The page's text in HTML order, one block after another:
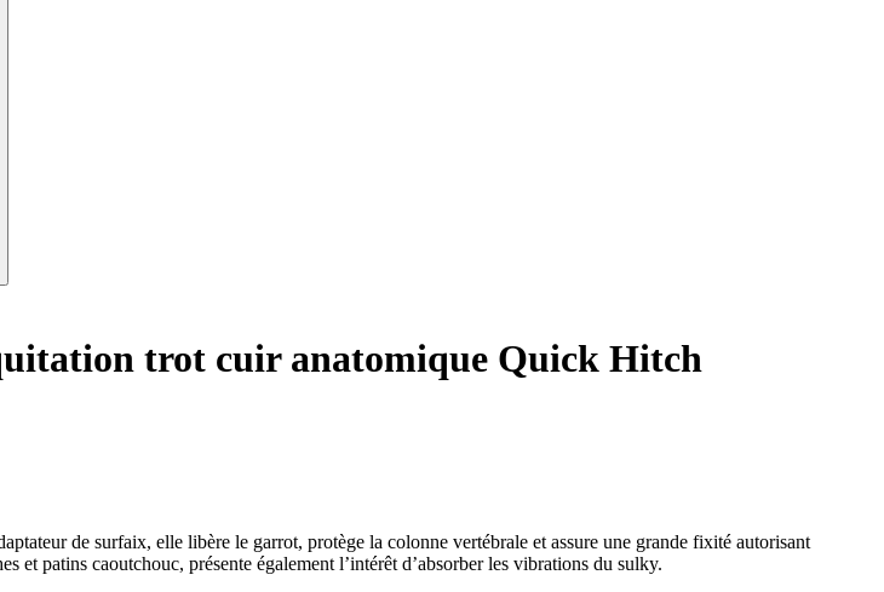
trot cuir anatomique Quick Hitch
de surfaix, elle libère le garrot, protège la colonne vertébrale et assure une grande fixité autorisant
et patins caoutchouc, présente également l’intérêt d’absorber les vibrations du sulky.